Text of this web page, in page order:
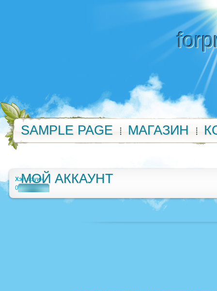
SAMPLE PAGE МАГАЗИН
МОЙ АККАУНТ
Хэллоуин
0